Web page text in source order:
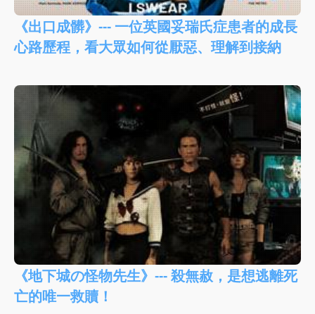
《出口成髒》--- 一位英國妥瑞氏症患者的成長
心路歷程，看大眾如何從厭惡、理解到接納
《地下城の怪物先生》--- 殺無赦，是想逃離死
亡的唯一救贖！